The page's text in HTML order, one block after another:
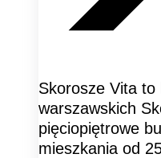
Skorosze Vita
warszawskich
pięciopiętrowe
mieszkania od